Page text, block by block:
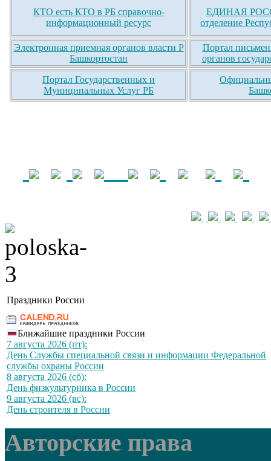
КТО есть КТО в РБ справочно-
информационный ресурс
ЕДИНАЯ
отделение
Электронная приемная органов власти Р
Башкортостан
Портал
органов
Портал Государственных и
Муниципальных Услуг РБ
Праздники России
Ближайшие праздники России
7 августа 2026 (пт):
День Службы специальной связи и информации Федеральной
службы охраны России
8 августа 2026 (сб):
День физкультурника в России
9 августа 2026 (вс):
День строителя в России
Авторские права